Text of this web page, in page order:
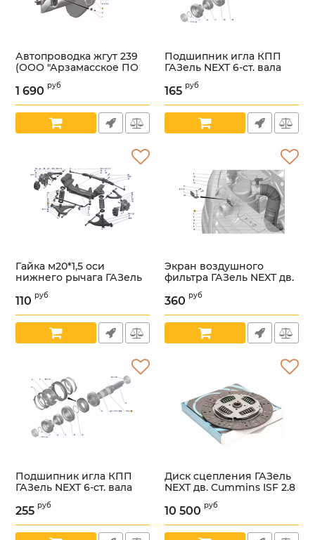
Автопроводка жгут 239
(ООО "Арзамасское ПО
Автопровод" ГАЗ
Оригинал) /
Артикул: УТ000006036
1 690 руб
Подшипник игла КПП
ГАЗель NEXT 6-ст. вала
промеж. и втор. (ООО
"НИЖЕГОРОДСКИЕ
/.3К50Х55Х30Е/
УТ000006099
165 руб
Гайка м20*1,5 оси
нижнего рычага ГАЗель
NEXT (ООО "ИНТЕХ" ГАЗ
Оригинал) /292068-59121/
Артикул: УТ000006110
110 руб
Экран воздушного
фильтра ГАЗель NEXT дв.
Cummins ISF 2.8L (ООО
"Стандартпласт" ГАЗ
1109288-01/
УТ000006127
360 руб
Подшипник игла КПП
ГАЗель NEXT 6-ст. вала
промеж. (ООО
"НИЖЕГОРОДСКИЕ
/.3КК52Х57Х30Е1/
255 руб
Диск сцепления ГАЗель
NEXT дв. Cummins ISF 2.8
330 Нм (ООО "ИДУН
КЛАТЧ РУС" ГАЗ
А32R32.1601130-01/
10 500 руб